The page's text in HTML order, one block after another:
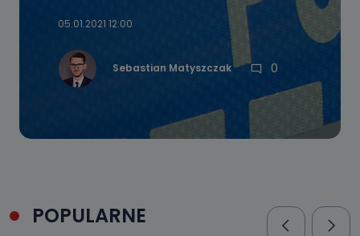
05.01.2021 12:00
Sebastian Matyszczak 0
POPULARNE